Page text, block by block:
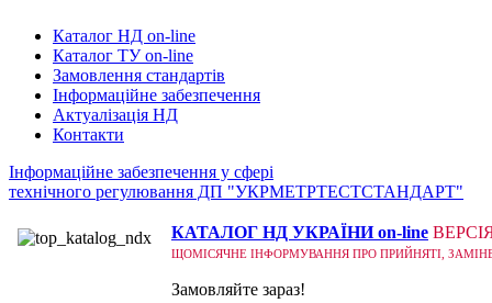
Каталог НД on-line
Каталог ТУ on-line
Замовлення стандартів
Інформаційне забезпечення
Актуалізація НД
Контакти
Інформаційне забезпечення у сфері
технічного регулювання ДП "УКРМЕТРТЕСТСТАНДАРТ"
КАТАЛОГ НД УКРАЇНИ on-line
ЩОМІСЯЧНЕ ІНФОРМУВАННЯ ПРО ПРИЙНЯТІ,
Замовляйте зараз!